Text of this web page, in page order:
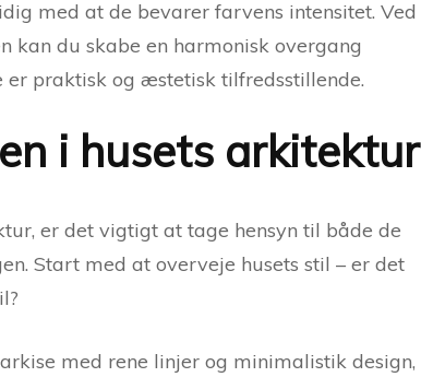
med at de bevarer farvens intensitet. Ved
kan du skabe en harmonisk overgang
er praktisk og æstetisk tilfredsstillende.
i husets arkitektur
er det vigtigt at tage hensyn til både de
Start med at overveje husets stil – er det
med rene linjer og minimalistik design,